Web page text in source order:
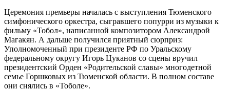
Церемония премьеры началась с выступления Тюменского
симфонического оркестра, сыгравшего попурри из музыки к
фильму «Тобол», написанной композитором Александрой
Магакян. А дальше получился приятный сюрприз:
Уполномоченный при президенте РФ по Уральскому
федеральному округу Игорь Цуканов со сцены вручил
президентский Орден «Родительской славы» многодетной
семье Горшковых из Тюменской области. В полном составе
они снялись в «Тоболе».